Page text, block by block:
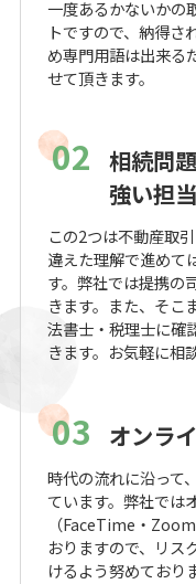
一度あるかないかの
トですので、納得さ
め専門用語は出来る
せて頂きます。
02 相続問
強い担
この2つは不動産取
違えた理解で進めて
す。弊社では提携の
きます。また、そこ
法書士・税理士に確
きます。お気軽に相
03 オンラ
時代の流れに沿って
ています。弊社では
（FaceTime・
おりますので、リス
けるよう努めており